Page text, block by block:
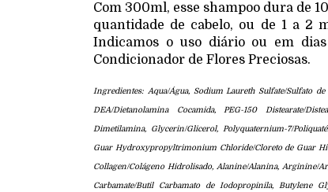
Com 300ml, esse shampoo dura de
quantidade de cabelo, ou de 1 a 2
Indicamos o uso diário ou em
Condicionador de Flores Preciosas.
Ingredientes: Aqua/Água, Sodium Laureth Sulfate/Sulfato
DEA/Dietanolamina Cocamida, PEG-150 Distearate/
Dimetilamina, Glycerin/Glicerol, Polyquaternium-7/
Guar Hydroxypropyltrimonium Chloride/Cloreto de Guar
Collagen/Colágeno Hidrolisado, Alanine/Alanina, Arginine/
Carbamate/Butil Carbamato de Iodopropinila, Butylene